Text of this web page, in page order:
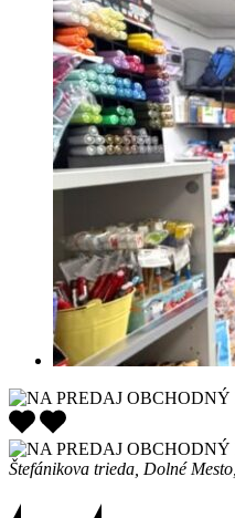
Štefánikova trieda, Dolné